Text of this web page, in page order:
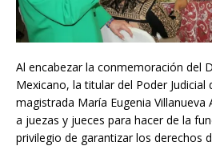
Al encabezar la conmemoración del
Mexicano, la titular del Poder Judicial
magistrada María Eugenia
a juezas y jueces para hacer de la
privilegio de garantizar los derechos